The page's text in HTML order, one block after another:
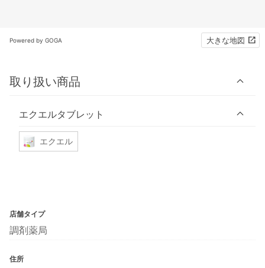
Powered by GOGA 大きな地図
取り扱い商品
エクエルタブレット
エクエル
店舗タイプ
調剤薬局
住所